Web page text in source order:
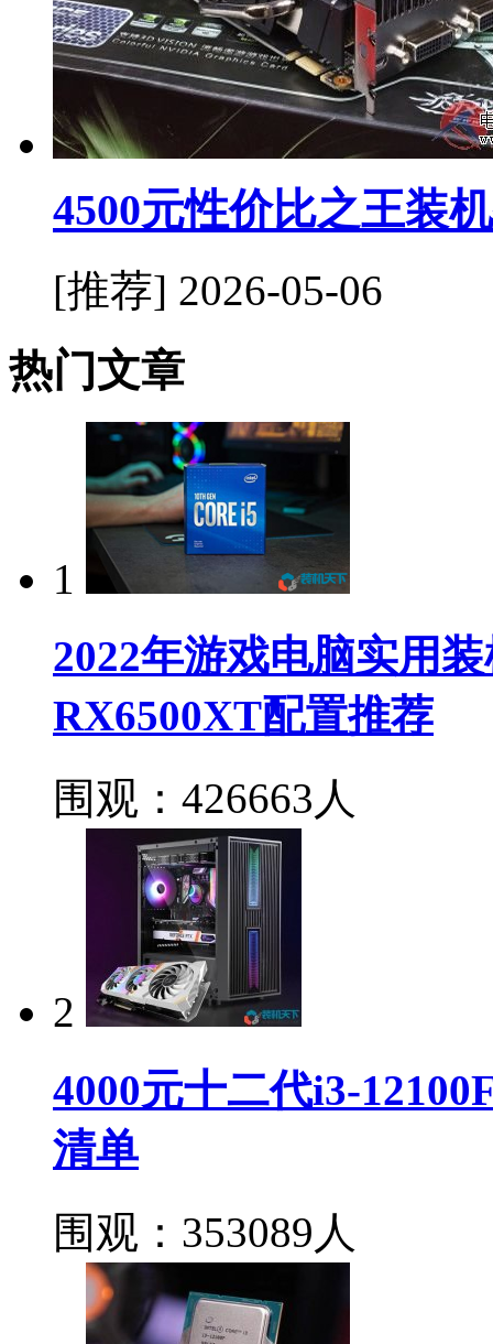
4500元性价比之王装
[推荐] 2026-05-06
热门文章
1
2022年游戏电脑实用
RX6500XT配置推荐
围观：426663人
2
4000元十二代i3-
清单
围观：353089人